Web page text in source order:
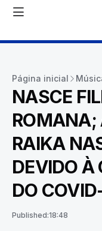
Página inicial
NASCE
ROMANA;
RAIKA
DEVIDO À
DO
Published:18:48